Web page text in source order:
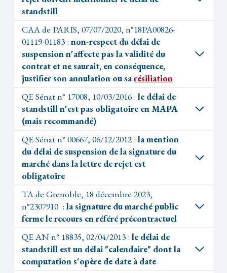
standstill
CAA de PARIS, 07/07/2020, n°18PA00826-
01119-01183 : non-respect du délai de
suspension n'affecte pas la validité du
contrat et ne saurait, en conséquence,
justifier son annulation ou sarésiliation
QE Sénat n° 17008, 10/03/2016 : le délai de
standstill n'est pas obligatoire en MAPA
(mais recommandé)
QE Sénat n° 00667, 06/12/2012 : la mention
du délai de suspension de la signature du
marché dans la lettre de rejet est
obligatoire
TA de Grenoble, 18 décembre 2023,
n°2307910 : la signature du marché public
ferme le recours en référé précontractuel
QE AN n° 18835, 02/04/2013 : le délai de
standstill est un délai "calendaire" dont la
computation s'opère de date à date